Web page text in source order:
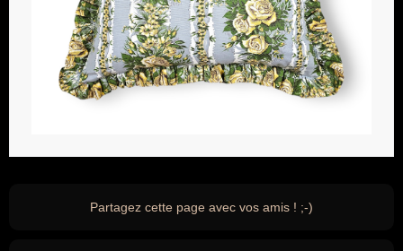
Partagez cette page avec vos amis ! ;-)